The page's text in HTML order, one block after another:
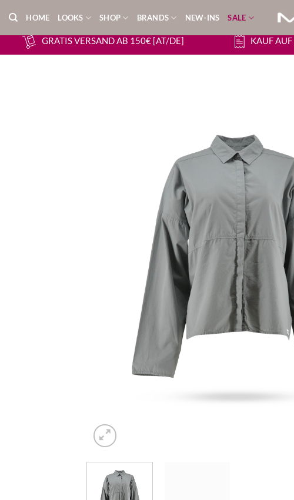
Inhalt
springen
HOME LOOKS SHOP BRANDS NEW-INS SALE
GRATIS VERSAND AB 150€ [AT/DE] KAUF